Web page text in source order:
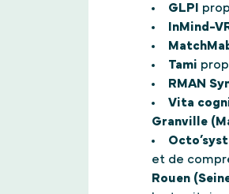
GLPI
InMind-
Tami
RMAN
Vita
Granville
et de
Rouen